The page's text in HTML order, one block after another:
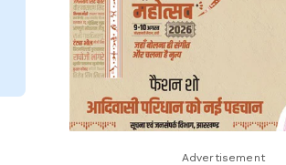
Advertisement